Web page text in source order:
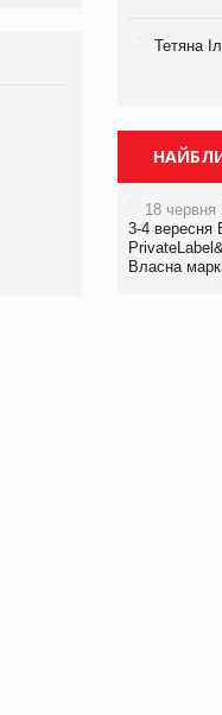
Брагина
Просування
правила.
Тетяна
18 червня
3-4 вересня
Власна